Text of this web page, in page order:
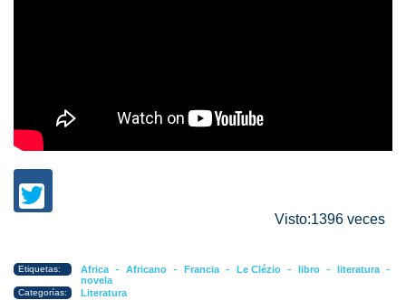
Visto:1396 veces
Etiquetas: Africa - Africano - Francia - Le Clézio - libro - literatura -
novela
Categorías: Literatura